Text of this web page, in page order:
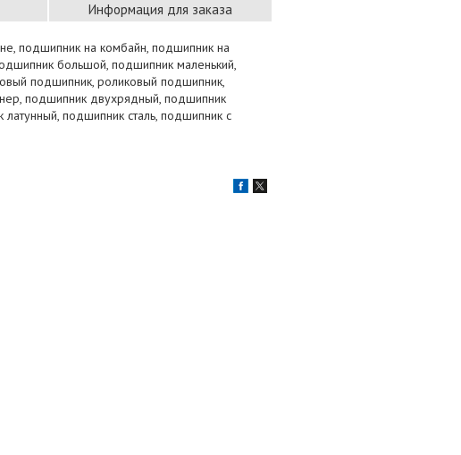
Информация для заказа
подшипник на комбайн, подшипник на
большой, подшипник маленький,
подшипник, роликовый подшипник,
подшипник двухрядный, подшипник
подшипник сталь, подшипник с